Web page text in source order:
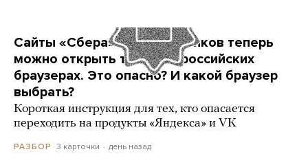
Сайты «Сбера» и других банков теперь
можно открыть только в российских
браузерах. Это опасно? И какой браузер
выбрать?
Короткая инструкция для тех, кто опасается
переходить на продукты «Яндекса» и VK
РАЗБОР 3 карточки день назад